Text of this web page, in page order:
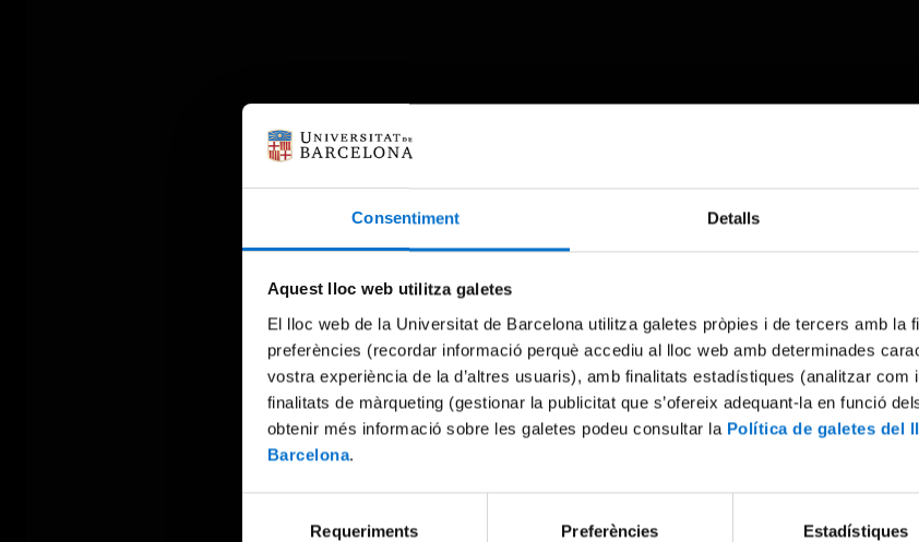
Consentiment Detalls
Aquest lloc web utilitza galetes
El lloc web de la Universitat de Barcelona utilitza galetes pròpies i de tercers amb la
preferències (recordar informació perquè accediu al lloc web amb determinades
vostra experiència de la d’altres usuaris), amb finalitats estadístiques (analitzar com
finalitats de màrqueting (gestionar la publicitat que s’ofereix adequant-la en funció
obtenir més informació sobre les galetes podeu consultar la Política de galetes del
Barcelona.
Requeriments Preferències Estadístiques
Something went wrong
Try again